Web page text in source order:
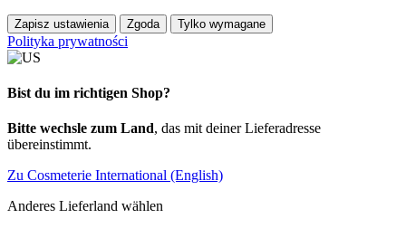
Zapisz ustawienia Zgoda Tylko wymagane
Polityka prywatności
Bist du im richtigen Shop?
Bitte wechsle zum Land, das mit deiner Lieferadresse
übereinstimmt.
Zu Cosmeterie International (English)
Anderes Lieferland wählen